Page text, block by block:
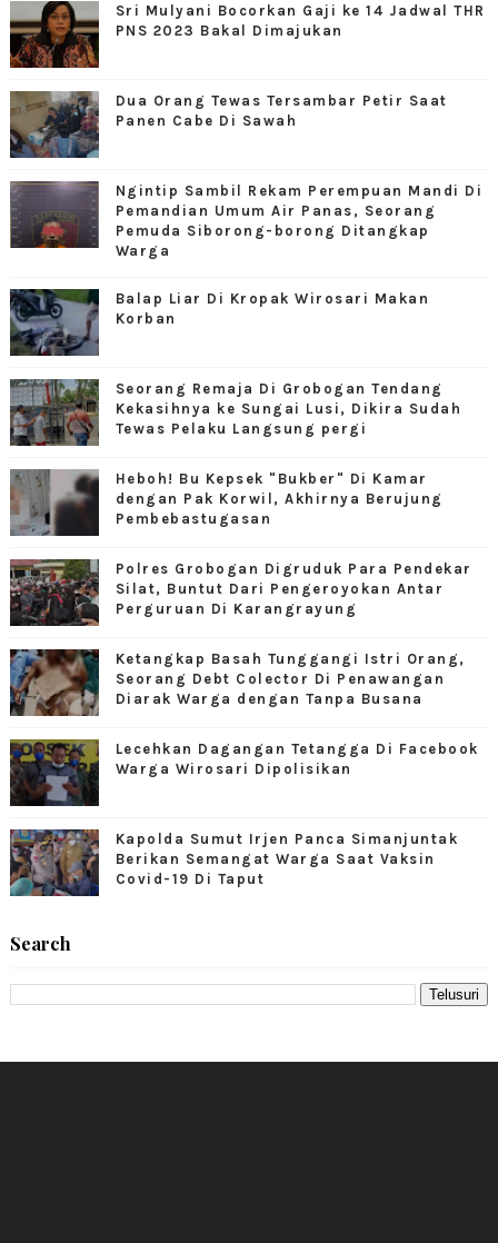
Sri Mulyani Bocorkan Gaji ke 14 Jadwal THR
PNS 2023 Bakal Dimajukan
Dua Orang Tewas Tersambar Petir Saat
Panen Cabe Di Sawah
Ngintip Sambil Rekam Perempuan Mandi Di
Pemandian Umum Air Panas, Seorang
Pemuda Siborong-borong Ditangkap
Warga
Balap Liar Di Kropak Wirosari Makan
Korban
Seorang Remaja Di Grobogan Tendang
Kekasihnya ke Sungai Lusi, Dikira Sudah
Tewas Pelaku Langsung pergi
Heboh! Bu Kepsek "Bukber" Di Kamar
dengan Pak Korwil, Akhirnya Berujung
Pembebastugasan
Polres Grobogan Digruduk Para Pendekar
Silat, Buntut Dari Pengeroyokan Antar
Perguruan Di Karangrayung
Ketangkap Basah Tunggangi Istri Orang,
Seorang Debt Colector Di Penawangan
Diarak Warga dengan Tanpa Busana
Lecehkan Dagangan Tetangga Di Facebook
Warga Wirosari Dipolisikan
Kapolda Sumut Irjen Panca Simanjuntak
Berikan Semangat Warga Saat Vaksin
Covid-19 Di Taput
Search